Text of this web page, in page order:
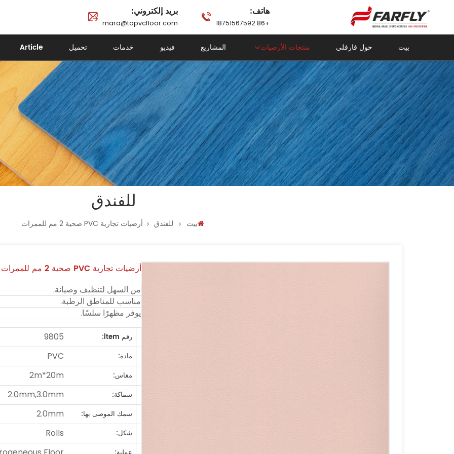
هاتف:
+86 18751567592
بريد إلكتروني:
mara@topvcfloor.com
بيت حول فارفلي منتجات الأرضيات المشاريع فيديو خدمات تحميل Article
للفندق
بيت للفندق أرضيات تجارية PVC صحية 2 مم للممرات
أرضيات تجارية PVC صحية 2 مم للممرات
من السهل لتنظيف وصيانة.
مناسب للمناطق الرطبة.
يوفر مظهرًا سلسًا.
رقم ltem: 9805
مادة: PVC
مقاس: 2m*20m
سماكة: 2.0mm,3.0mm
سمك الموصى بها: 2.0mm
شكل: Rolls